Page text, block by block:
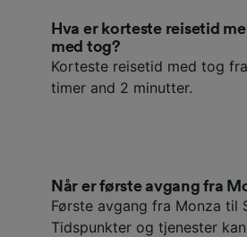
Hva er korteste reisetid
med tog?
Korteste reisetid med tog
timer and 2 minutter.
Når er første avgang fra
Første avgang fra Monza til
Tidspunkter og tjenester